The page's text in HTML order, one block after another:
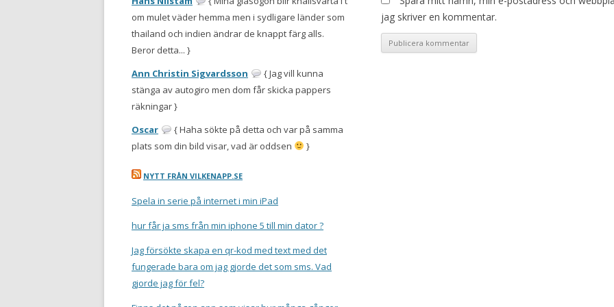
jag skriver en kommentar.
om mulet väder hemma men i sydligare länder som
thailand och indien ändrar de knappt färg alls.
Beror detta... }
Ann Christin Sigvardsson
{ Jag vill kunna
stänga av autogiro men dom får skicka pappers
räkningar }
Oscar
{ Haha sökte på detta och var på samma
plats som din bild visar, vad är oddsen
}
NYTT FRÅN VILKENAPP.SE
Spela in serie på internet i min iPad
hur får ja sms från min iphone 5 till min dator ?
Jag försökte skapa en qr-kod med text med det
fungerade bara om jag gjorde det som sms. Vad
gjorde jag för fel?